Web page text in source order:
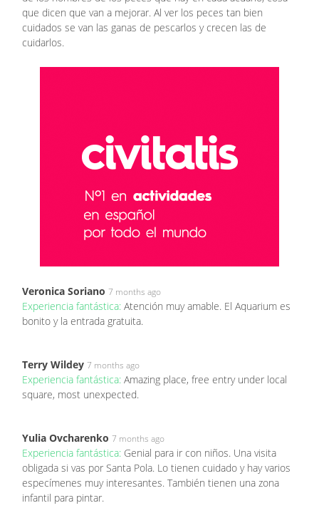
que dicen que van a mejorar. Al ver los peces tan bien
cuidados se van las ganas de pescarlos y crecen las de
cuidarlos.
Veronica Soriano 7 months ago
Experiencia fantástica: Atención muy amable. El Aquarium es
bonito y la entrada gratuita.
Terry Wildey 7 months ago
Experiencia fantástica: Amazing place, free entry under local
square, most unexpected.
Yulia Ovcharenko 7 months ago
Experiencia fantástica: Genial para ir con niños. Una visita
obligada si vas por Santa Pola. Lo tienen cuidado y hay varios
especímenes muy interesantes. También tienen una zona
infantil para pintar.